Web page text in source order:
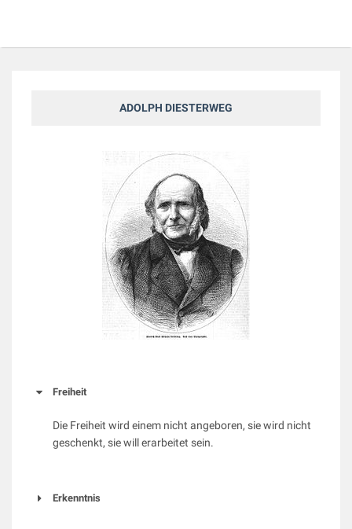
ADOLPH DIESTERWEG
Freiheit
Die Freiheit wird einem nicht angeboren, sie wird nicht
geschenkt, sie will erarbeitet sein.
Erkenntnis